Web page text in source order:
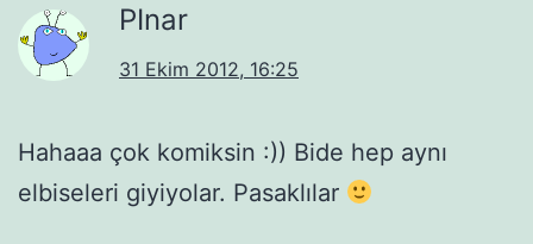
PInar
31 Ekim 2012, 16:25
Hahaaa çok komiksin :)) Bide hep aynı
elbiseleri giyiyolar. Pasaklılar